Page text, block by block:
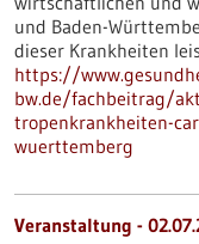
und Baden-
dieser Krankheiten
https://
bw.de/fachbeitrag/
tropenkrankheiten-
wuerttemberg
Veranstaltung -